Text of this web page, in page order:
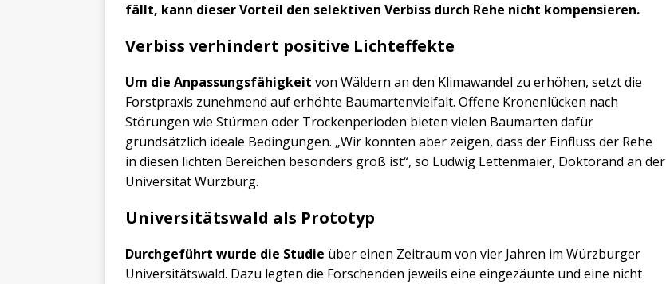
fällt, kann dieser Vorteil den selektiven Verbiss durch Rehe nicht kompensieren.
Verbiss verhindert positive Lichteffekte
Um die Anpassungsfähigkeit von Wäldern an den Klimawandel zu erhöhen, setzt die
Forstpraxis zunehmend auf erhöhte Baumartenvielfalt. Offene Kronenlücken nach
Störungen wie Stürmen oder Trockenperioden bieten vielen Baumarten dafür
grundsätzlich ideale Bedingungen. „Wir konnten aber zeigen, dass der Einfluss der Rehe
in diesen lichten Bereichen besonders groß ist“, so Ludwig Lettenmaier, Doktorand an der
Universität Würzburg.
Universitätswald als Prototyp
Durchgeführt wurde die Studie über einen Zeitraum von vier Jahren im Würzburger
Universitätswald. Dazu legten die Forschenden jeweils eine eingezäunte und eine nicht